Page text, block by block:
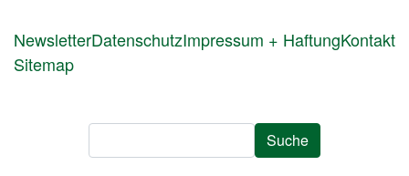
FUSSZEILENMENÜ
NewsletterDatenschutzImpressum + HaftungKontakt
Sitemap
Suche